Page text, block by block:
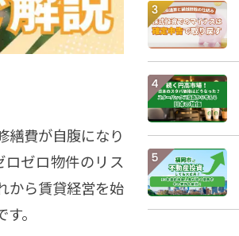
繕費が自腹になり
ゼロ物件のリス
から賃貸経営を始
。